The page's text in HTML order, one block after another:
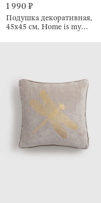
1 990 ₽
Подушка декоративная,
45х45 см, Home is my